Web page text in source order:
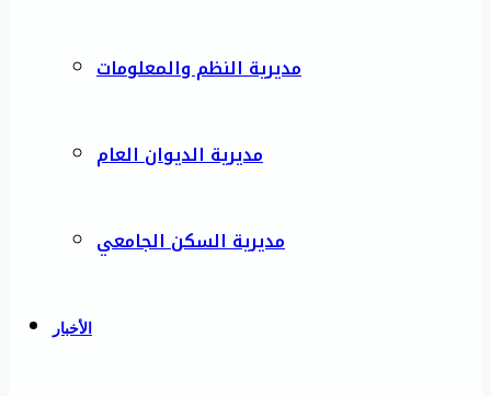
مديرية النظم والمعلومات
مديرية الديوان العام
مديرية السكن الجامعي
الأخبار